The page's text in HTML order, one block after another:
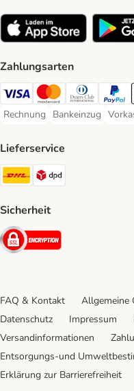
Zahlungsarten
Visa Payment Method
Mastercard Payment
Diners Club
PayPal
Rechnung
Rechnung Payment Method
Bankeinzug
Bankeinzug
Lieferservice
DHL Shipping Method
Sicherheit
Security
FAQ & Kontakt
Allgemeine
Datenschutz
Impressum
Versandinformationen
Entsorgungs-und
Erklärung zur Barrierefreiheit